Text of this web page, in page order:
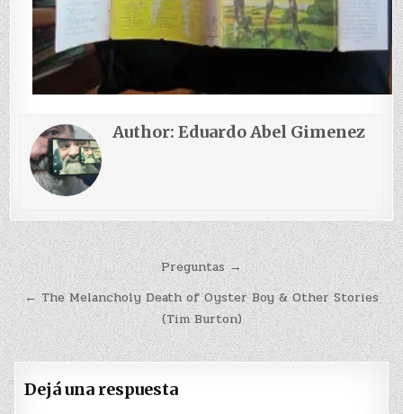
Author:Eduardo Abel Gimenez
Navegación
de
entradas
Preguntas →
← The Melancholy Death of Oyster Boy & Other Stories
(Tim Burton)
Dejá una respuesta